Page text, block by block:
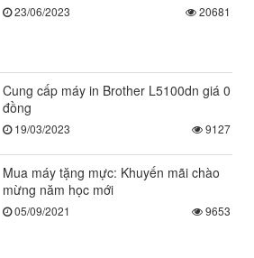
23/06/2023 20681
Cung cấp máy in Brother L5100dn giá 0
đồng
19/03/2023 9127
Mua máy tặng mực: Khuyến mãi chào
mừng năm học mới
05/09/2021 9653